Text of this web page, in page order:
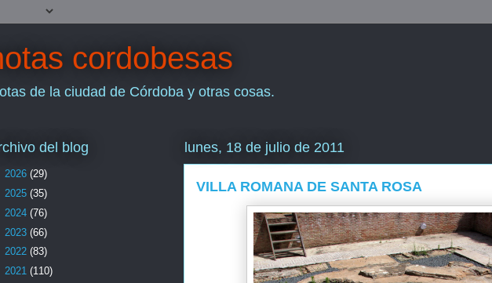
cordobesas
de la ciudad de Córdoba y otras cosas.
lunes, 18 de julio de 2011
VILLA ROMANA DE SANTA ROSA
del blog
2026 (29)
2025 (35)
2024 (76)
2023 (66)
2022 (83)
2021 (110)